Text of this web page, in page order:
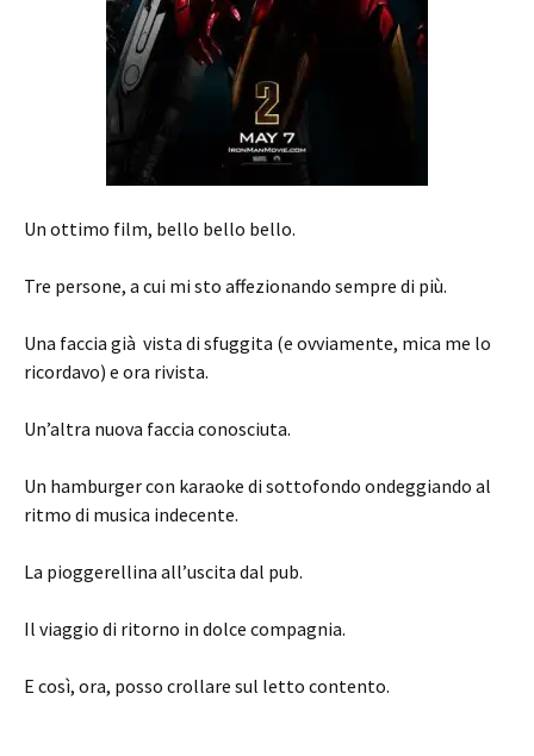
Un ottimo film, bello bello bello.
Tre persone, a cui mi sto affezionando sempre di più.
Una faccia già vista di sfuggita (e ovviamente, mica me lo
ricordavo) e ora rivista.
Un’altra nuova faccia conosciuta.
Un hamburger con karaoke di sottofondo ondeggiando al
ritmo di musica indecente.
La pioggerellina all’uscita dal pub.
Il viaggio di ritorno in dolce compagnia.
E così, ora, posso crollare sul letto contento.